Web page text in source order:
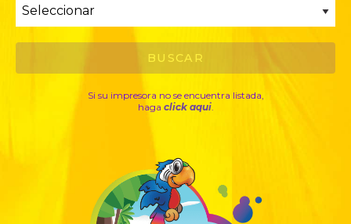
Si su impresora no se encuentra listada,
haga click aqui.